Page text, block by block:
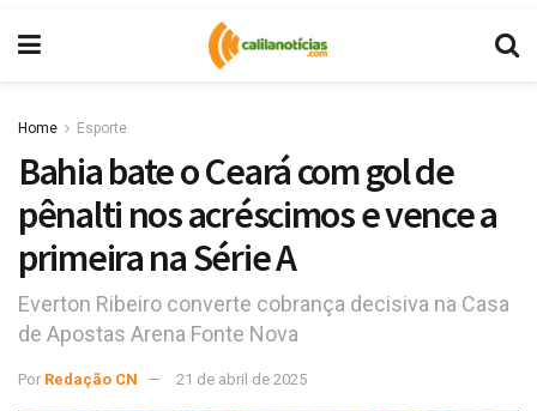
Home Esporte
Bahia bate o Ceará com gol de
pênalti nos acréscimos e vence a
primeira na Série A
Everton Ribeiro converte cobrança decisiva na Casa
de Apostas Arena Fonte Nova
Por Redação CN 21 de abril de 2025